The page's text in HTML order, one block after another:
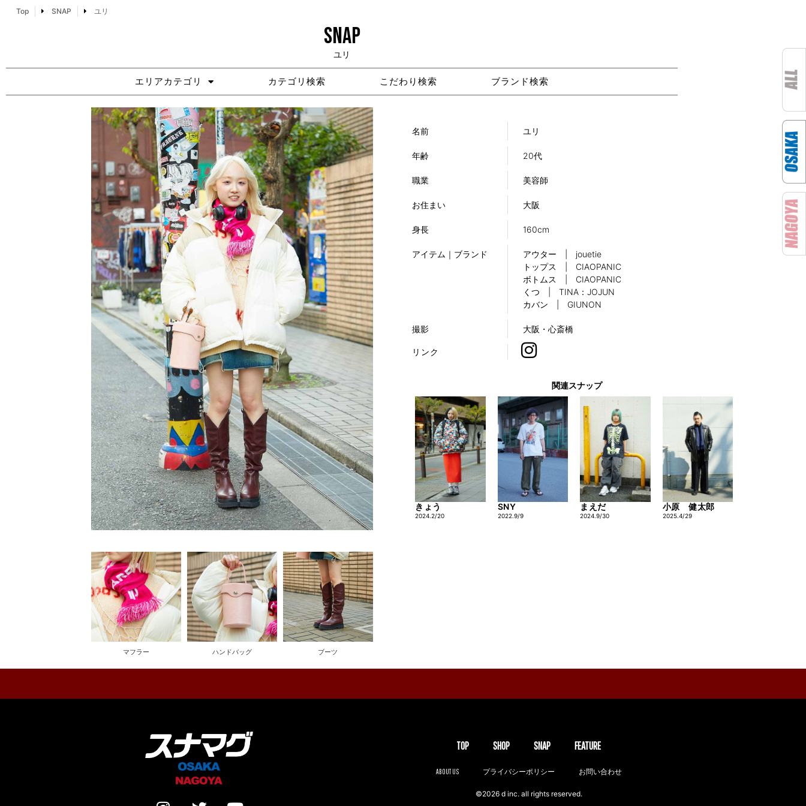
Top SNAP ユリ
SNAP
ユリ
エリアカテゴリ カテゴリ検索 こだわり検索 ブランド検索
マフラー ハンドバッグ ブーツ
名前 ユリ
年齢 20代
職業 美容師
お住まい 大阪
身長 160cm
アイテム｜ブランド
アウター | jouetie
トップス | CIAOPANIC
ボトムス | CIAOPANIC
くつ | TINA：JOJUN
カバン | GIUNON
撮影 大阪・心斎橋
リンク
関連スナップ
きょう
2024.2/20
SNY
2022.9/9
まえだ
2024.9/30
小原 健太郎
2025.4/29
TOP SHOP SNAP FEATURE
ABOUT US プライバシーポリシー お問い合わせ
©2026 d inc. all rights reserved.